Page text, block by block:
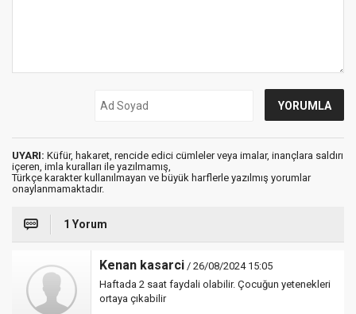
UYARI: Küfür, hakaret, rencide edici cümleler veya imalar, inançlara saldırı
içeren, imla kuralları ile yazılmamış,
Türkçe karakter kullanılmayan ve büyük harflerle yazılmış yorumlar
onaylanmamaktadır.
1 Yorum
Kenan kasarci / 26/08/2024 15:05
Haftada 2 saat faydali olabilir. Çocuğun yetenekleri
ortaya çıkabilir